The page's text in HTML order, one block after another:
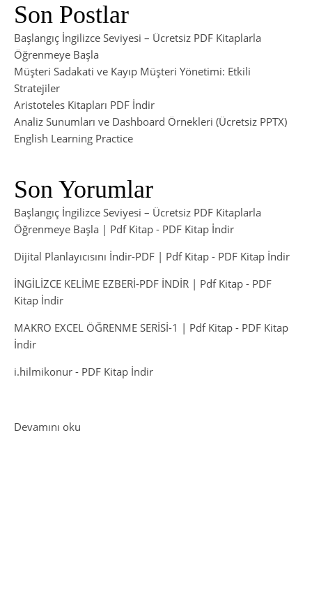
Son Postlar
Başlangıç İngilizce Seviyesi – Ücretsiz PDF Kitaplarla
Öğrenmeye Başla
Müşteri Sadakati ve Kayıp Müşteri Yönetimi: Etkili
Stratejiler
Aristoteles Kitapları PDF İndir
Analiz Sunumları ve Dashboard Örnekleri (Ücretsiz PPTX)
English Learning Practice
Son Yorumlar
Başlangıç İngilizce Seviyesi – Ücretsiz PDF Kitaplarla
Öğrenmeye Başla | Pdf Kitap - PDF Kitap İndir
Dijital Planlayıcısını İndir-PDF | Pdf Kitap - PDF Kitap İndir
İNGİLİZCE KELİME EZBERİ-PDF İNDİR | Pdf Kitap - PDF
Kitap İndir
MAKRO EXCEL ÖĞRENME SERİSİ-1 | Pdf Kitap - PDF Kitap
İndir
i.hilmikonur - PDF Kitap İndir
Devamını oku